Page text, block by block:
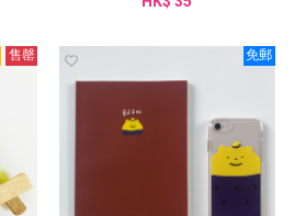
售罄 免郵